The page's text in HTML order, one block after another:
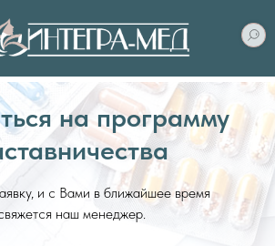
на программу
и с Вами в ближайшее время
наш менеджер.